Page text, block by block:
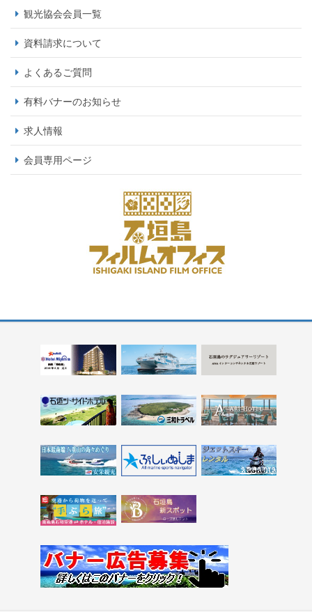
観光協会会員一覧
資料請求について
よくあるご質問
有料バナーのお知らせ
求人情報
会員専用ページ